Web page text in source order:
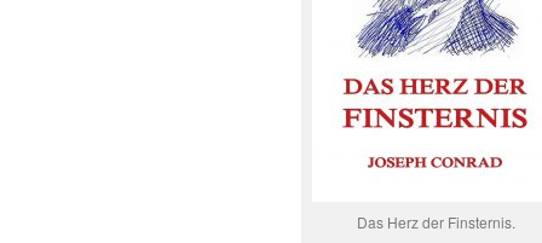
Das Herz der Finsternis.